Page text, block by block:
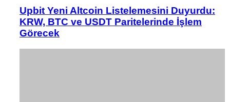
Upbit Yeni Altcoin Listelemesini Duyurdu:
KRW, BTC ve USDT Paritelerinde İşlem
Görecek